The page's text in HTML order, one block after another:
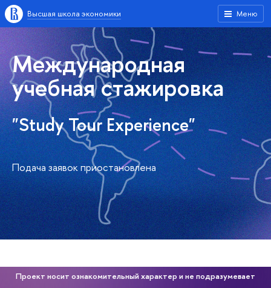
Меню
Высшая школа экономики
Международная
учебная стажировка
"Study Tour Experience"
Подача заявок приостановлена
Проект носит ознакомительный характер и не подразумевает